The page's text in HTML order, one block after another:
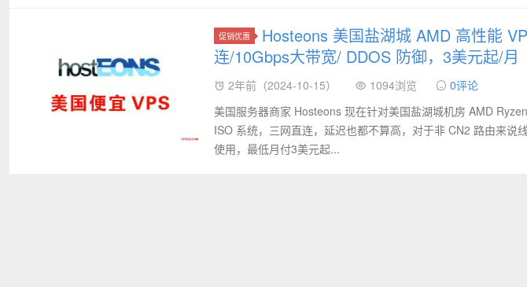
促销优惠
Hosteons 美国盐湖城 AMD 高性能
连/10Gbps大带宽/ DDOS 防御，3美元起/月
2年前（2024-10-15） 1094浏览
0评论
美国服务器商家 Hosteons 现在针对美国盐湖城机房 AMD
ISO 系统，三网直连，延迟也都不算高，对于非 CN2 路由来说
使用，最低月付3美元起...